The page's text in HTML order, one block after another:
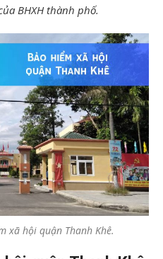
BHXH thành phố.
xã hội quận Thanh Khê.